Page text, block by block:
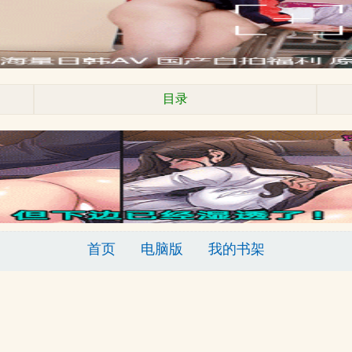
目录
首页 电脑版 我的书架